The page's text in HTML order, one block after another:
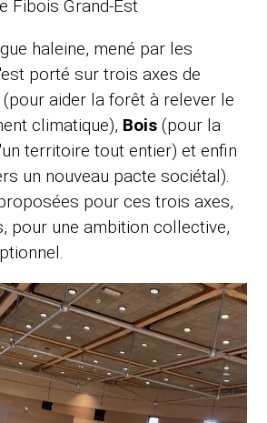
Fibois Grand-Est
haleine, mené par les
porté sur trois axes de
(pour aider la forêt à relever le
climatique), Bois (pour la
territoire tout entier) et enfin
un nouveau pacte sociétal).
pour ces trois axes,
pour une ambition collective,